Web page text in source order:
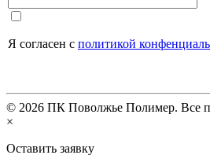
Я согласен с политикой
© 2026 ПК Поволжье Полимер. Все
×
Оставить заявку